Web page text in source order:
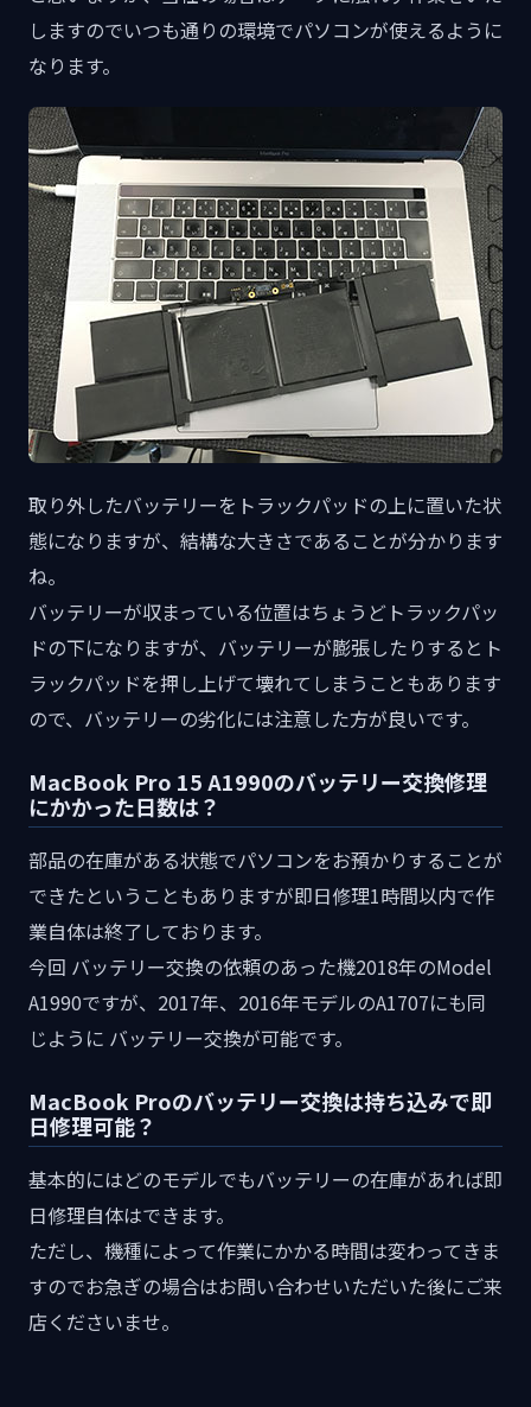
しますのでいつも通りの環境でパソコンが使えるように
なります。
取り外したバッテリーをトラックパッドの上に置いた状
態になりますが、結構な大きさであることが分かります
ね。
バッテリーが収まっている位置はちょうどトラックパッ
ドの下になりますが、バッテリーが膨張したりするとト
ラックパッドを押し上げて壊れてしまうこともあります
ので、バッテリーの劣化には注意した方が良いです。
MacBook Pro 15 A1990のバッテリー交換修理
にかかった日数は？
部品の在庫がある状態でパソコンをお預かりすることが
できたということもありますが即日修理1時間以内で作
業自体は終了しております。
今回 バッテリー交換の依頼のあった機2018年のModel
A1990ですが、2017年、2016年モデルのA1707にも同
じように バッテリー交換が可能です。
MacBook Proのバッテリー交換は持ち込みで即
日修理可能？
基本的にはどのモデルでもバッテリーの在庫があれば即
日修理自体はできます。
ただし、機種によって作業にかかる時間は変わってきま
すのでお急ぎの場合はお問い合わせいただいた後にご来
店くださいませ。